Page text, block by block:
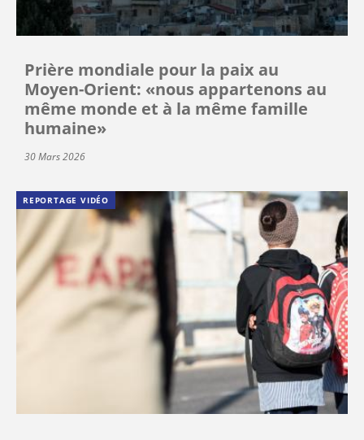
Prière mondiale pour la paix au
Moyen-Orient: «nous appartenons au
même monde et à la même famille
humaine»
30 Mars 2026
REPORTAGE VIDÉO